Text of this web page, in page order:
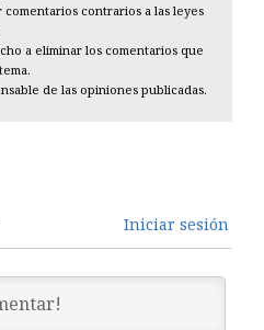
contrarios a las leyes
a eliminar los comentarios que
de las opiniones publicadas.
Iniciar sesión